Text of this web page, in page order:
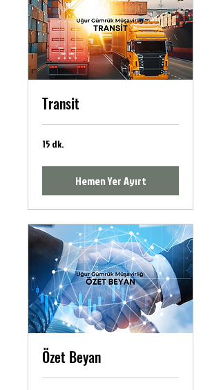
Transit
15 dk.
Hemen Yer Ayırt
Özet Beyan